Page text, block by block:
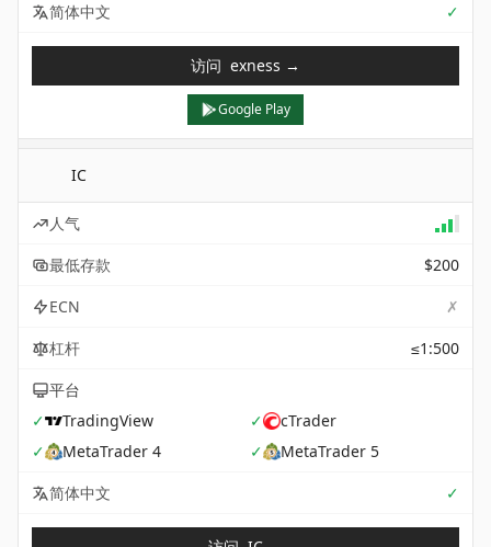
简体中文
✓
访问 exness →
Google Play
IC
人气
最低存款
$200
ECN
✗
杠杆
≤1:500
平台
✓
TradingView ✓
cTrader
✓
MetaTrader 4 ✓
MetaTrader 5
简体中文
✓